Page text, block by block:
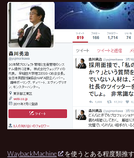
WaybackMachine を使うとある程度類推